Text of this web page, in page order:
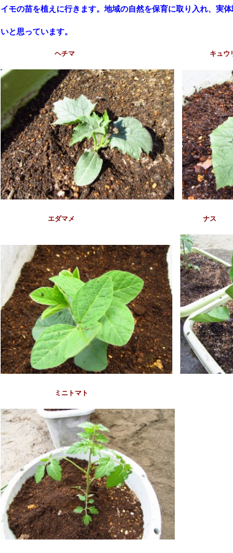
イモの苗を植えに行きます。地域の自然を保育に取り入れ、実
いと思っています。
ヘチマ キュウ
エダマメ ナス
ミニトマト